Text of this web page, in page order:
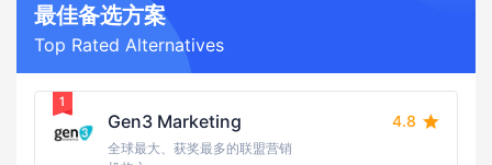
最佳备选方案
Top Rated Alternatives
Gen3 Marketing 4.8
全球最大、获奖最多的联盟营销